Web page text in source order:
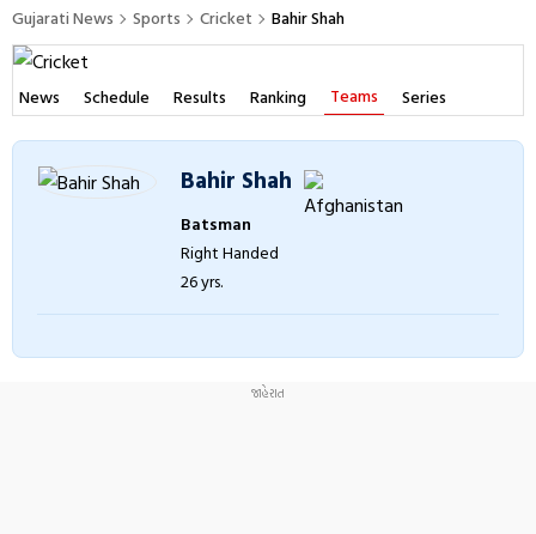
Gujarati News Sports Cricket Bahir Shah
News Schedule Results Ranking Teams Series
Bahir Shah
Batsman
Right Handed
26 yrs.